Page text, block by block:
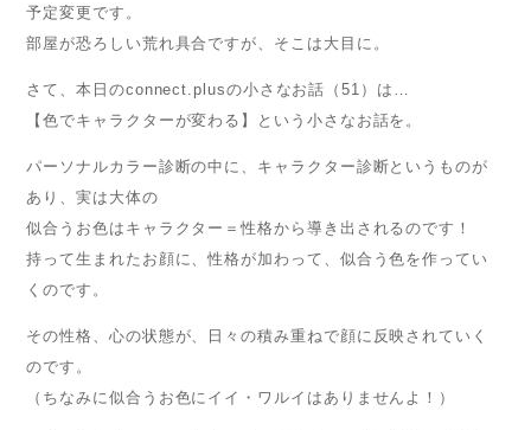
予定変更です。
部屋が恐ろしい荒れ具合ですが、そこは大目に。
さて、本日のconnect.plusの小さなお話（51）は…
【色でキャラクターが変わる】という小さなお話を。
パーソナルカラー診断の中に、キャラクター診断というものが
あり、実は大体の
似合うお色はキャラクター＝性格から導き出されるのです！
持って生まれたお顔に、性格が加わって、似合う色を作ってい
くのです。
その性格、心の状態が、日々の積み重ねで顔に反映されていく
のです。
（ちなみに似合うお色にイイ・ワルイはありませんよ！）